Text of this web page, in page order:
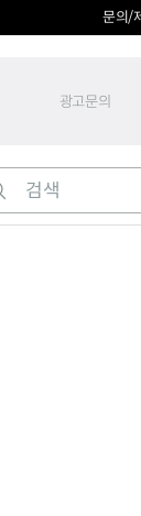
문의/
광고문의